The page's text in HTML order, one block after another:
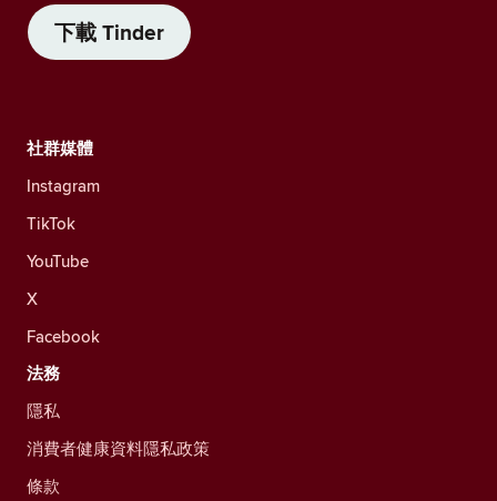
下載 Tinder
社群媒體
Instagram
TikTok
YouTube
X
Facebook
法務
隱私
消費者健康資料隱私政策
條款